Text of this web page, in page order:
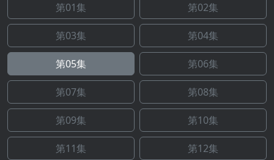
第01集 第02集
第03集 第04集
第05集 第06集
第07集 第08集
第09集 第10集
第11集 第12集